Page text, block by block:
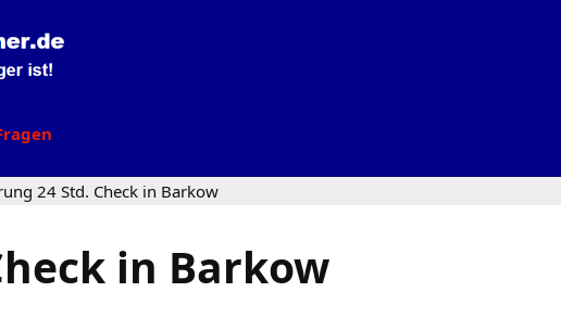
24 Std. Check in Barkow
in Barkow